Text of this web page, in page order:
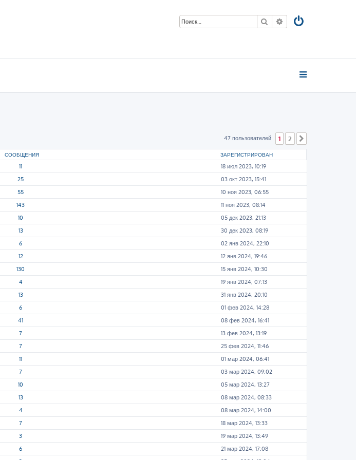
Поиск Расширенный поиск
47 пользователей 1 2
СООБЩЕНИЯ ЗАРЕГИСТРИРОВАН
11
18 июл 2023, 10:19
25
03 окт 2023, 15:41
55
10 ноя 2023, 06:55
143
11 ноя 2023, 08:14
10
05 дек 2023, 21:13
13
30 дек 2023, 08:19
6
02 янв 2024, 22:10
12
12 янв 2024, 19:46
130
15 янв 2024, 10:30
4
19 янв 2024, 07:13
13
31 янв 2024, 20:10
6
01 фев 2024, 14:28
41
08 фев 2024, 16:41
7
13 фев 2024, 13:19
7
25 фев 2024, 11:46
11
01 мар 2024, 06:41
7
03 мар 2024, 09:02
10
05 мар 2024, 13:27
13
08 мар 2024, 08:33
4
08 мар 2024, 14:00
7
18 мар 2024, 13:33
3
19 мар 2024, 13:49
6
21 мар 2024, 17:08